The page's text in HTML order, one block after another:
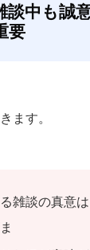
談中も誠
要
ます。
雑談の真意